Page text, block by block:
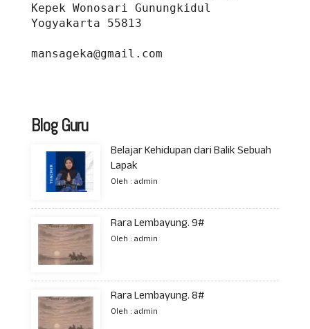
Kepek Wonosari Gunungkidul
Yogyakarta 55813
mansageka@gmail.com
Blog Guru
Belajar Kehidupan dari Balik Sebuah
Lapak
Oleh : admin
Rara Lembayung. 9#
Oleh : admin
Rara Lembayung. 8#
Oleh : admin